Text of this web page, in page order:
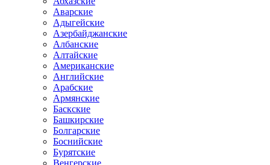
Аварские
Адыгейские
Азербайджанские
Албанские
Алтайские
Американские
Английские
Арабские
Армянские
Баскские
Башкирские
Болгарские
Боснийские
Бурятские
Венгерские